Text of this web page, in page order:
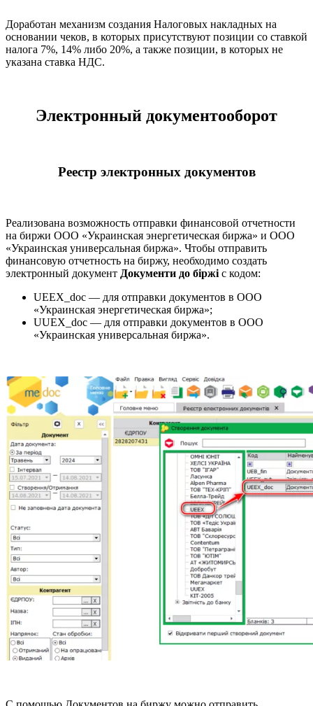
Доработан механизм создания Налоговых накладных на
основании чеков, в которых присутствуют позиции со ставкой
налога 7%, 14% либо 20%, а также позиции, в которых не
указана ставка НДС.
Электронный документооборот
Реестр электронных документов
Реализована возможность отправки финансовой отчетности
на биржи ООО «Украинская энергетическая биржа» и ООО
«Украинская универсальная биржа». Чтобы отправить
финансовую отчетность на биржу, необходимо создать
электронный документ Документи до біржі с кодом:
UEEX_doc — для отправки документов в ООО
«Украинская энергетическая биржа»;
UUEX_doc — для отправки документов в ООО
«Украинская универсальная биржа».